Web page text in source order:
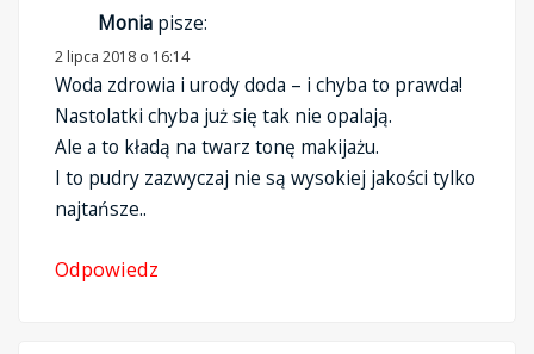
Monia pisze:
2 lipca 2018 o 16:14
Woda zdrowia i urody doda – i chyba to prawda!
Nastolatki chyba już się tak nie opalają.
Ale a to kładą na twarz tonę makijażu.
I to pudry zazwyczaj nie są wysokiej jakości tylko
najtańsze..
Odpowiedz